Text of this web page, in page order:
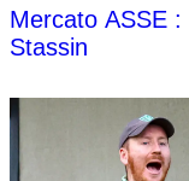
Mercato ASSE
Stassin